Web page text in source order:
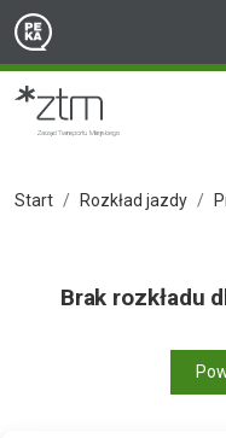
Start Rozkład jazdy
Brak rozkładu